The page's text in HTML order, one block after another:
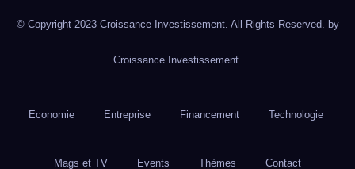
© Copyright 2023 Croissance Investissement. All Rights Reserved. by
Croissance Investissement.
Economie Entreprise Financement Technologie
Mags et TV Events Thèmes Contact